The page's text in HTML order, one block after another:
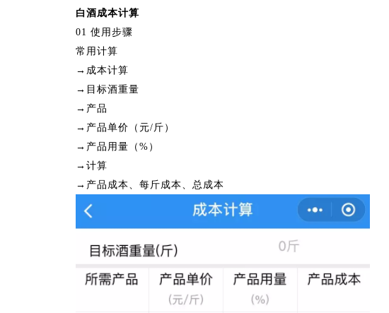
白酒成本计算
01 使用步骤
常用计算
→成本计算
→目标酒重量
→产品
→产品单价（元/斤）
→产品用量（%）
→计算
→产品成本、每斤成本、总成本